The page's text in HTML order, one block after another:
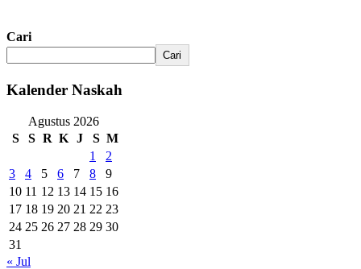
Cari
Cari
Kalender Naskah
Agustus 2026
S
S R K J S M
1
2
3
4 5 6 7 8
9
10 11 12 13 14 15 16
17 18 19 20 21 22 23
24 25 26 27 28 29 30
31
« Jul